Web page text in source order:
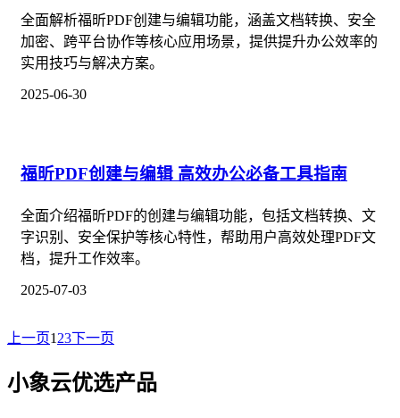
全面解析福昕PDF创建与编辑功能，涵盖文档转换、安全
加密、跨平台协作等核心应用场景，提供提升办公效率的
实用技巧与解决方案。
2025-06-30
福昕PDF创建与编辑 高效办公必备工具指南
全面介绍福昕PDF的创建与编辑功能，包括文档转换、文
字识别、安全保护等核心特性，帮助用户高效处理PDF文
档，提升工作效率。
2025-07-03
上一页123下一页
小象云优选产品